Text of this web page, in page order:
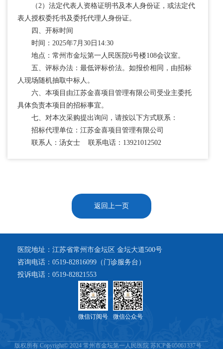
（2）法定代表人资格证明书及本人身份证，或法定代
表人授权委托书及委托代理人身份证。
四、开标时间
时间：2025年7月30日14:30
地点：常州市金坛第一人民医院6号楼108会议室。
五、评标办法：最低评标价法。如报价相同，由招标
人现场随机抽取中标人。
六、本项目由江苏金喜项目管理有限公司受业主委托
具体负责本项目的招标事宜。
七、对本次采购提出询问，请按以下方式联系：
招标代理单位：江苏金喜项目管理有限公司
联系人：汤女士 联系电话：13921012502
返回上一页
医院地址：江苏省常州市金坛区 金坛大道500号
咨询电话：0519-82816099（门诊服务台）
投诉电话：0519-82821553
微信订阅号 微信公众号
版权所有 Copyright© 2024 常州市金坛第一人民医院 苏ICP备05061337号